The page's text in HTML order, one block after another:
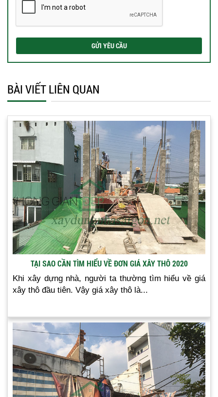
BÀI VIẾT LIÊN QUAN
TẠI SAO CẦN TÌM HIỂU VỀ ĐƠN GIÁ XÂY THÔ 2020
Khi xây dựng nhà, người ta thường tìm hiểu về giá
xây thô đầu tiên. Vậy giá xây thô là...